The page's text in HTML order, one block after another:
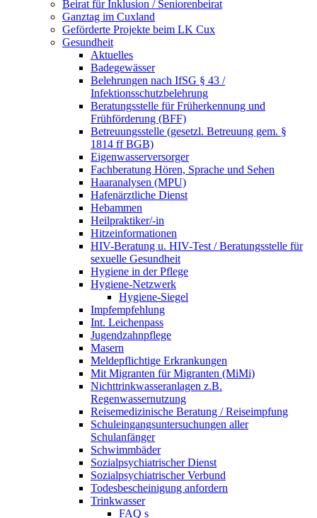
Beirat für Inklusion / Seniorenbeirat
Ganztag im Cuxland
Geförderte Projekte beim LK Cux
Gesundheit
Aktuelles
Badegewässer
Belehrungen nach IfSG § 43 /
Infektionsschutzbelehrung
Beratungsstelle für Früherkennung und
Frühförderung (BFF)
Betreuungsstelle (gesetzl. Betreuung gem. §
1814 ff BGB)
Eigenwasserversorger
Fachberatung Hören, Sprache und Sehen
Haaranalysen (MPU)
Hafenärztliche Dienst
Hebammen
Heilpraktiker/-in
Hitzeinformationen
HIV-Beratung u. HIV-Test / Beratungsstelle für
sexuelle Gesundheit
Hygiene in der Pflege
Hygiene-Netzwerk
Hygiene-Siegel
Impfempfehlung
Int. Leichenpass
Jugendzahnpflege
Masern
Meldepflichtige Erkrankungen
Mit Migranten für Migranten (MiMi)
Nichttrinkwasseranlagen z.B.
Regenwassernutzung
Reisemedizinische Beratung / Reiseimpfung
Schuleingangsuntersuchungen aller
Schulanfänger
Schwimmbäder
Sozialpsychiatrischer Dienst
Sozialpsychiatrischer Verbund
Todesbescheinigung anfordern
Trinkwasser
FAQ s